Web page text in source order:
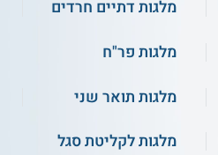
מלגות דתיים חרדים
מלגות פר"ח
מלגות תואר שני
מלגות לקליטת סגל